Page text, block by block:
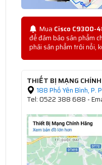
Mua Cisco C9300-
để đảm bảo sản phẩm
phải sản phẩm trôi nổi,
THIẾT BỊ MẠNG
188 Phố Yên Bình, P.
Tel: 0522 388 688 -